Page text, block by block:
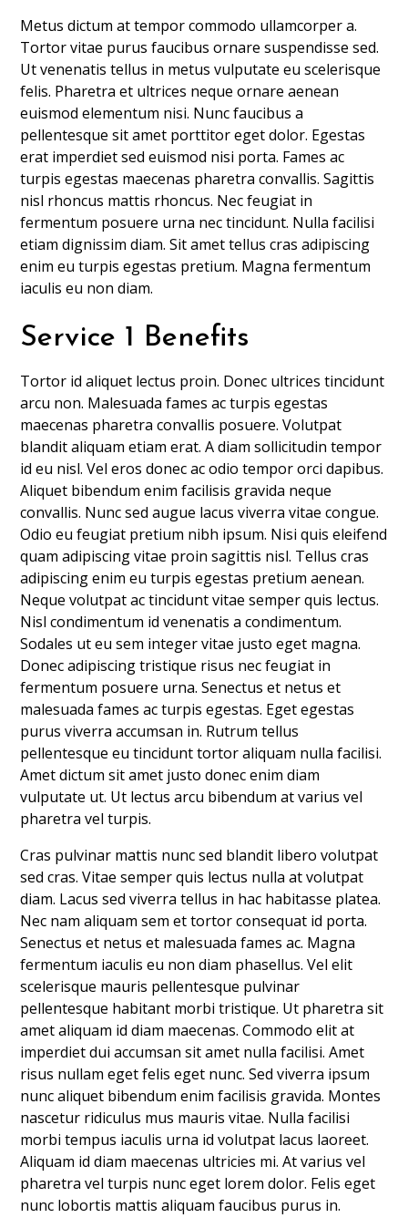
Metus dictum at tempor commodo ullamcorper a.
Tortor vitae purus faucibus ornare suspendisse sed.
Ut venenatis tellus in metus vulputate eu scelerisque
felis. Pharetra et ultrices neque ornare aenean
euismod elementum nisi. Nunc faucibus a
pellentesque sit amet porttitor eget dolor. Egestas
erat imperdiet sed euismod nisi porta. Fames ac
turpis egestas maecenas pharetra convallis. Sagittis
nisl rhoncus mattis rhoncus. Nec feugiat in
fermentum posuere urna nec tincidunt. Nulla facilisi
etiam dignissim diam. Sit amet tellus cras adipiscing
enim eu turpis egestas pretium. Magna fermentum
iaculis eu non diam.
Service 1 Benefits
Tortor id aliquet lectus proin. Donec ultrices tincidunt
arcu non. Malesuada fames ac turpis egestas
maecenas pharetra convallis posuere. Volutpat
blandit aliquam etiam erat. A diam sollicitudin tempor
id eu nisl. Vel eros donec ac odio tempor orci dapibus.
Aliquet bibendum enim facilisis gravida neque
convallis. Nunc sed augue lacus viverra vitae congue.
Odio eu feugiat pretium nibh ipsum. Nisi quis eleifend
quam adipiscing vitae proin sagittis nisl. Tellus cras
adipiscing enim eu turpis egestas pretium aenean.
Neque volutpat ac tincidunt vitae semper quis lectus.
Nisl condimentum id venenatis a condimentum.
Sodales ut eu sem integer vitae justo eget magna.
Donec adipiscing tristique risus nec feugiat in
fermentum posuere urna. Senectus et netus et
malesuada fames ac turpis egestas. Eget egestas
purus viverra accumsan in. Rutrum tellus
pellentesque eu tincidunt tortor aliquam nulla facilisi.
Amet dictum sit amet justo donec enim diam
vulputate ut. Ut lectus arcu bibendum at varius vel
pharetra vel turpis.
Cras pulvinar mattis nunc sed blandit libero volutpat
sed cras. Vitae semper quis lectus nulla at volutpat
diam. Lacus sed viverra tellus in hac habitasse platea.
Nec nam aliquam sem et tortor consequat id porta.
Senectus et netus et malesuada fames ac. Magna
fermentum iaculis eu non diam phasellus. Vel elit
scelerisque mauris pellentesque pulvinar
pellentesque habitant morbi tristique. Ut pharetra sit
amet aliquam id diam maecenas. Commodo elit at
imperdiet dui accumsan sit amet nulla facilisi. Amet
risus nullam eget felis eget nunc. Sed viverra ipsum
nunc aliquet bibendum enim facilisis gravida. Montes
nascetur ridiculus mus mauris vitae. Nulla facilisi
morbi tempus iaculis urna id volutpat lacus laoreet.
Aliquam id diam maecenas ultricies mi. At varius vel
pharetra vel turpis nunc eget lorem dolor. Felis eget
nunc lobortis mattis aliquam faucibus purus in.